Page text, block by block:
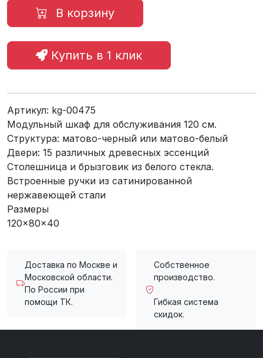
В корзину
Купить в 1 клик
Артикул: kg-00475
Модульный шкаф для обслуживания 120 см.
Структура: матово-черный или матово-белый
Двери: 15 различных древесных эссенций
Столешница и брызговик из белого стекла.
Встроенные ручки из сатинированной
нержавеющей стали
Размеры
120x80x40
Доставка по Москве и
Московской области.
По России при
помощи ТК.
Собственное
производство.
Гибкая система
скидок.